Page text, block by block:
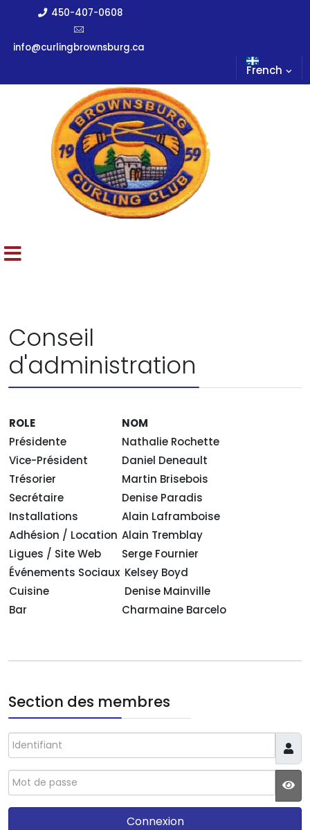
450-407-0608
info@curlingbrownsburg.ca
French
Conseil
d'administration
ROLE
NOM
Présidente
Nathalie Rochette
Vice-Président
Daniel Deneault
Trésorier
Martin Brisebois
Secrétaire
Denise Paradis
Installations
Alain Laframboise
Adhésion / Location Alain Tremblay
Ligues / Site Web
Serge Fournier
Événements Sociaux Kelsey Boyd
Cuisine
Denise Mainville
Bar
Charmaine Barcelo
Section des membres
Identifiant
Mot de passe
Connexion